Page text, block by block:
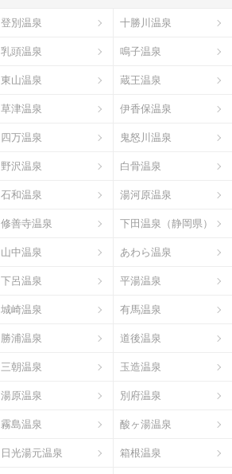
登別温泉 十勝川温泉
乳頭温泉 鳴子温泉
東山温泉 蔵王温泉
草津温泉 伊香保温泉
四万温泉 鬼怒川温泉
野沢温泉 白骨温泉
石和温泉 湯河原温泉
修善寺温泉 下田温泉（静岡県）
山中温泉 あわら温泉
下呂温泉 平湯温泉
城崎温泉 有馬温泉
勝浦温泉 道後温泉
三朝温泉 玉造温泉
湯原温泉 別府温泉
霧島温泉 酸ヶ湯温泉
日光湯元温泉 箱根温泉